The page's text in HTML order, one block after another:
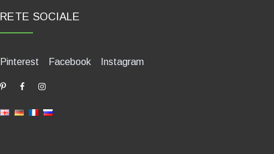
RETE SOCIALE
Pinterest Facebook Instagram